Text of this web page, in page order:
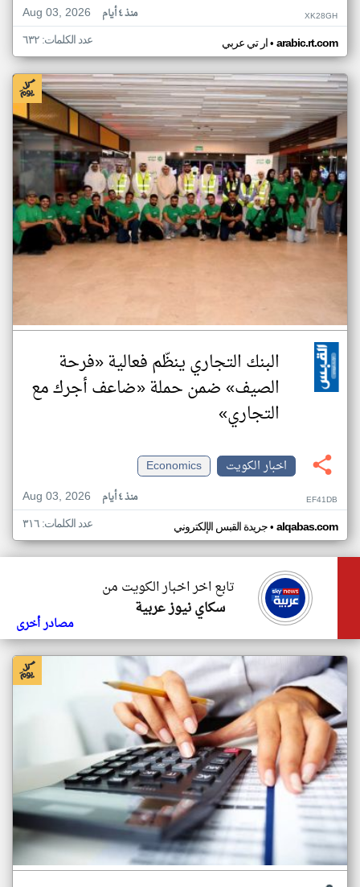
Aug 03, 2026
منذ ٤ أيام XK28GH
ار تي عربي• arabic.rt.com عدد الكلمات: ٦٣٢
البنك التجاري ينظّم فعالية «فرحة
الصيف» ضمن حملة «ضاعف أجرك مع
التجاري»
اخبار الكويت
Economics
Aug 03, 2026
منذ ٤ أيام EF41DB
جريدة القبس الإلكتروني• alqabas.com عدد الكلمات: ٣١٦
تابع اخر اخبار الكويت من
سكاي نيوز عربية
مصادر أخرى